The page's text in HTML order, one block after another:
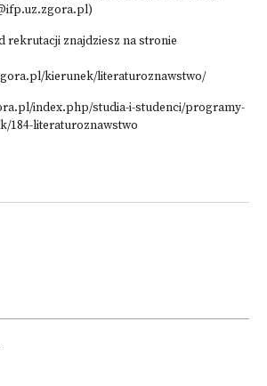
)
rekrutacji znajdziesz na stronie
kierunek/literaturoznawstwo/
index.php/studia-i-studenci/programy-
184-literaturoznawstwo